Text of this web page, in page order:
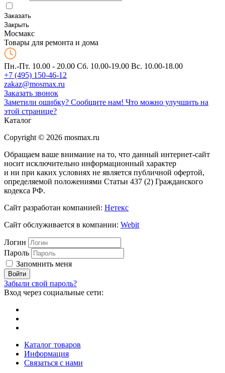
Заказать
Закрыть
Мосмакс
Товары для ремонта и дома
Пн.-Пт. 10.00 - 20.00 Сб. 10.00-19.00 Вс. 10.00-18.00
+7 (495) 150-46-12
zakaz@mosmax.ru
Заказать звонок
Заметили ошибку? Сообщите нам! Что можно улучшить на
этой странице?
Каталог
Copyright © 2026 mosmax.ru
Обращаем ваше внимание на то, что данный интернет-сайт
носит исключительно информационный характер
и ни при каких условиях не является публичной офертой,
определяемой положениями Статьи 437 (2) Гражданского
кодекса РФ.
Сайт разработан компанией: Нетекс
Сайт обслуживается в компании: Webit
Логин
Пароль
Запомнить меня
Забыли свой пароль?
Вход через социальные сети:
Каталог товаров
Информация
Связаться с нами